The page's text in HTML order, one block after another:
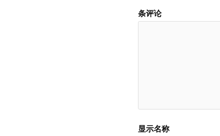
条评论
显示名称